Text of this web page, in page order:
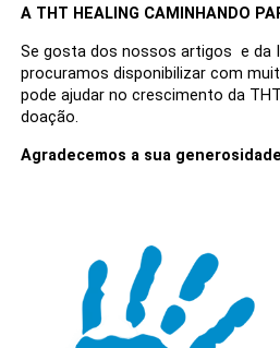
A THT HEALING CAMINHANDO
Se gosta dos nossos artigos e da
procuramos disponibilizar com
pode ajudar no crescimento da
doação.
Agradecemos a sua